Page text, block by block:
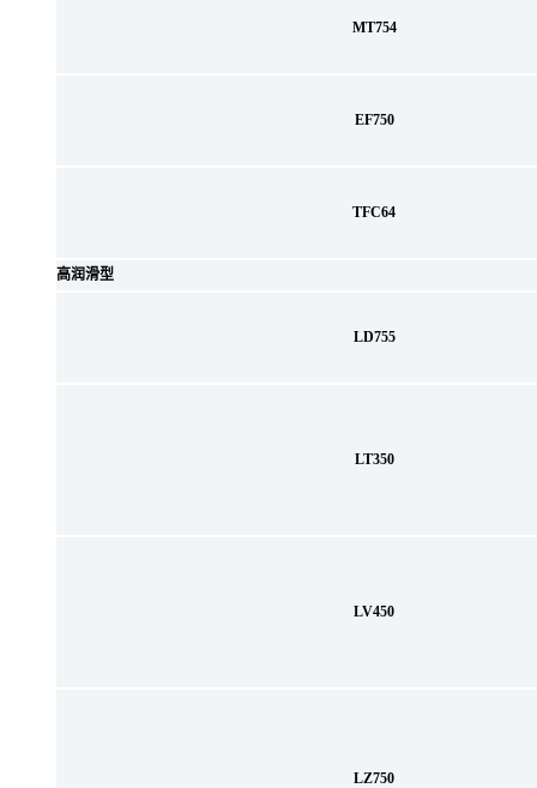
MT754
EF750
TFC64
高润滑型
LD755
LT350
LV450
LZ750